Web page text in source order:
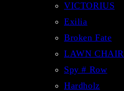
VICTORIUS
Exilia
Broken Fate
LAWN CHAIR
Spy # Row
Hardholz